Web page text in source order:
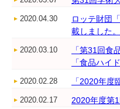
2020.04.30
ロッテ財団
載しました。
2020.03.10
「第31回食
「食品ハイ
2020.02.28 「2020年度
2020.02.17 2020年度第